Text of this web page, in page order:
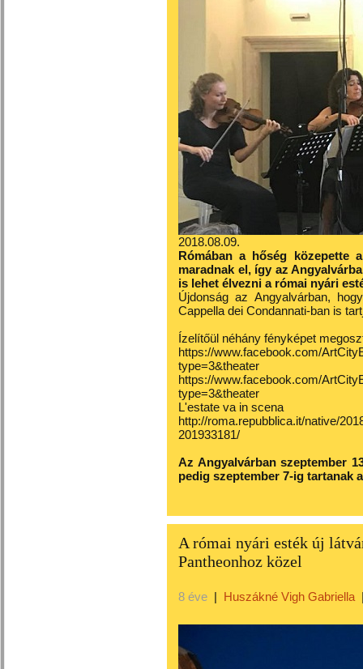
2018.08.09.
Rómában a hőség közepette
maradnak el, így az
is lehet élvezni a római nyári
Újdonság az Angyalvárban,
Cappella dei Condannati-ban is
Ízelítőül néhány fényképet
https://www.facebook.com/
type=3&theater
https://www.facebook.com/
type=3&theater
L'estate va in scena
http://roma.repubblica.it/native/
201933181/
Az Angyalvárban szeptember
pedig szeptember 7-ig tartanak
A római nyári esték új
Pantheonhoz közel
8 éve | Huszákné Vigh Gabriella